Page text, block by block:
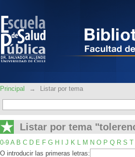
Principal → Listar por tema
Listar por tema
0-9 A B C D E F G H J K L M N O P Q R S T
O introducir las primeras letras: